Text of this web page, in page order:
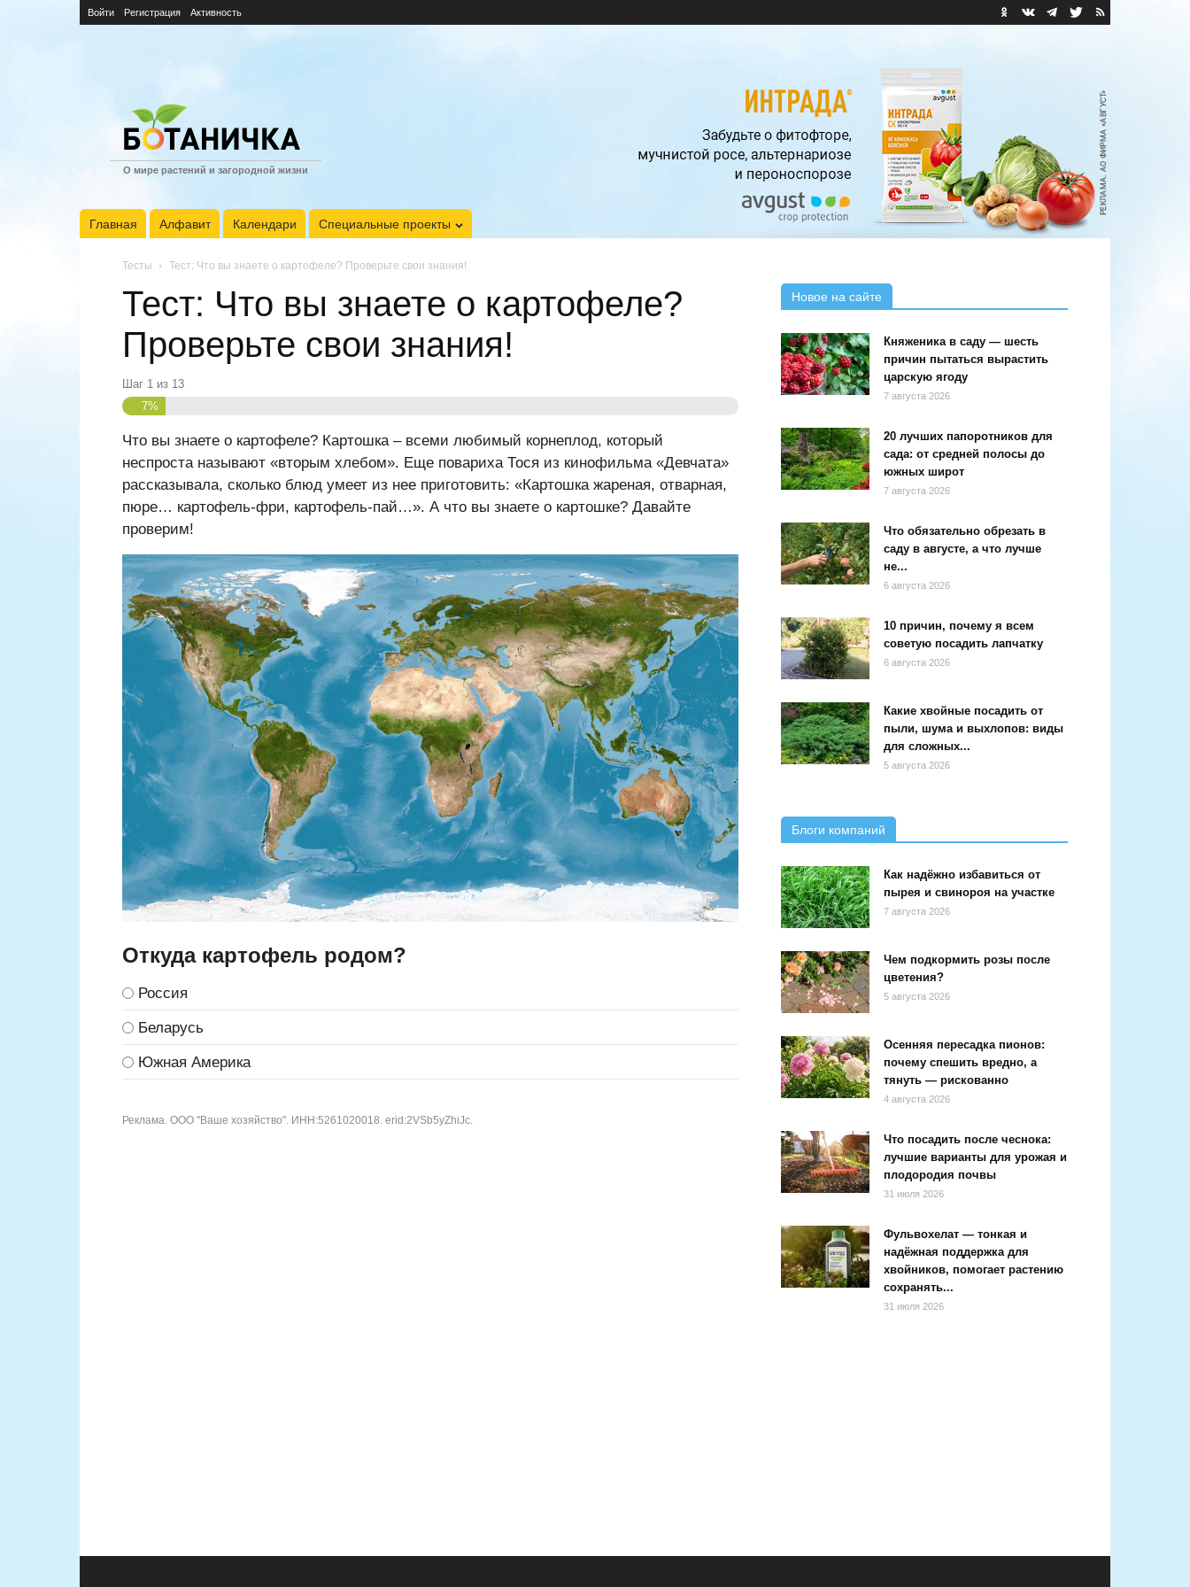
Войти Регистрация Активность
О мире растений и загородной жизни
Главная Алфавит Календари Специальные проекты
Тесты Тест: Что вы знаете о картофеле? Проверьте свои знания!
Тест: Что вы знаете о картофеле?
Проверьте свои знания!
Шаг 1 из 13
7%
Что вы знаете о картофеле? Картошка – всеми любимый корнеплод, который
неспроста называют «вторым хлебом». Еще повариха Тося из кинофильма «Девчата»
рассказывала, сколько блюд умеет из нее приготовить: «Картошка жареная, отварная,
пюре… картофель-фри, картофель-пай…». А что вы знаете о картошке? Давайте
проверим!
Откуда картофель родом?
Россия
Беларусь
Южная Америка
Реклама. ООО "Ваше хозяйство". ИНН:5261020018. erid:2VSb5yZhiJc.
Новое на сайте
Княженика в саду — шесть
причин пытаться вырастить
царскую ягоду
7 августа 2026
20 лучших папоротников для
сада: от средней полосы до
южных широт
7 августа 2026
Что обязательно обрезать в
саду в августе, а что лучше
не...
6 августа 2026
10 причин, почему я всем
советую посадить лапчатку
6 августа 2026
Какие хвойные посадить от
пыли, шума и выхлопов: виды
для сложных...
5 августа 2026
Блоги компаний
Как надёжно избавиться от
пырея и свинороя на участке
7 августа 2026
Чем подкормить розы после
цветения?
5 августа 2026
Осенняя пересадка пионов:
почему спешить вредно, а
тянуть — рискованно
4 августа 2026
Что посадить после чеснока:
лучшие варианты для урожая и
плодородия почвы
31 июля 2026
Фульвохелат — тонкая и
надёжная поддержка для
хвойников, помогает растению
сохранять...
31 июля 2026